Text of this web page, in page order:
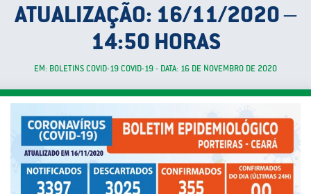
ATUALIZAÇÃO: 16/11/2020 –
14:50 HORAS
EM: BOLETINS COVID-19 COVID-19 - DATA: 16 DE NOVEMBRO DE 2020